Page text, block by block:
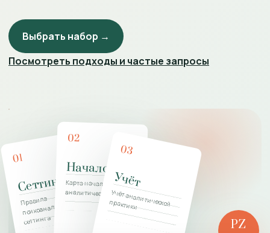
Выбрать набор →
Посмотреть подходы и частые запросы
01
Сеттинг
Правила
психоаналитического
сеттинга
02
Начало
Карта начала
аналитической работы
03
Учёт
Учёт аналитической
практики
PZ